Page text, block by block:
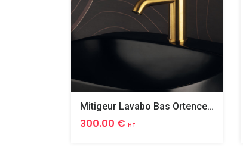
Mitigeur Lavabo Bas Ortence Pvd Or Brosse
300.00 € HT